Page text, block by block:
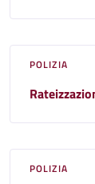
POLIZIA
POLIZIA